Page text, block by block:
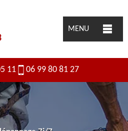
MENU
11 06 99 80 81 27